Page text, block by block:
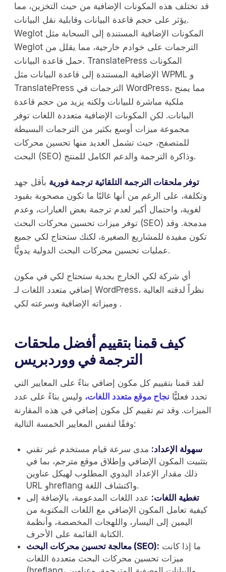
قد تختلف هذه المكونات الإضافية من حيث التخزين، مما
يؤثر على حجم قاعدة البيانات وقابلية نقل البيانات.
Weglot المكونات الإضافية المستندة إلى السحابة مثل
Weglot الترجمات على خوادم خارجية، مما يقلل من
حمل قاعدة البيانات. TranslatePress المكونات
الإضافية المستندة إلى قاعدة البيانات مثل WPML و
TranslatePress الترجمات في WordPress، مما يمنح
ملكية مباشرة للبيانات ولكنه يزيد من حجم قاعدة
البيانات. لكن المكونات الإضافية متعددة اللغات توفر
مجموعة ميزات أوسع بكثير من الترجمات البسيطة
للمتصفح، حيث تشمل العديد منها تحسين محركات
البحث (SEO) وذاكرة الترجمة والدعم الكامل للمنتج.
توفر ملحقات الترجمة التلقائية ترجمة فورية بأقل جهد
وتكلفة، على الرغم من أنها غالبًا ما تكون مصحوبة بقيود
لغوية، واحتمال أكبر لعدم ترجمة بعض العبارات، وعدم
توفر ميزات تحسين محركات البحث (SEO) مدمجة. وقد
تكون مفيدة للمشاريع الصغيرة، لكنك ستحتاج لكي جميع
عمليات تحسين محركات البحث الدولية يدويًّا.
أي شركة لكي الخارج بجدية ستحتاج لكي في مكون
إضافي متعدد اللغات لـ WordPress، نظراً لدقته العالية
وميزاته الإضافية وسرعته لكي .
كيف قمنا بتقييم أفضل ملحقات
الترجمة في ووردبريس
لقد قمنا بتقييم كل مكون إضافي بناءً على المعايير التي
تحدد فعليًّا نجاح موقع متعدد اللغات، وليس بناءً على عدد
الميزات. وقد تم تقييم كل مكون إضافي في هذه المقارنة
وفقًا لنفس المعايير الخمسة التالية:
سهولة الإعداد: مدى سرعة قيام مستخدم غير تقني
بتثبيت المكون الإضافي وإطلاق موقع مترجم، بما في
ذلك مقدار الإعداد اليدوي المطلوب لهيكل عناوين
URL وhreflang واكتشاف اللغة.
تغطية اللغات: عدد اللغات المدعومة، بالإضافة إلى
كيفية تعامل المكون الإضافي مع اللغات المكتوبة من
اليمين إلى اليسار، واللهجات المخصصة، وأنظمة
الكتابة القائمة على الأحرف.
معالجة تحسين محركات البحث (SEO):
ميزات تحسين محركات البحث متعددة اللغات